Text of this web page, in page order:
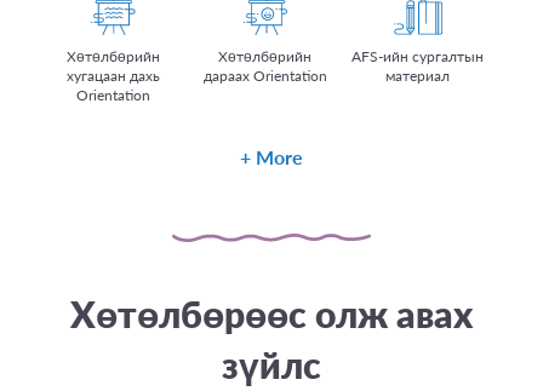
Хөтөлбөрийн
хугацаан дахь
Orientation
Хөтөлбөрийн
дараах Orientation
AFS-ийн сургалтын
материал
More
Хөтөлбөрөөс олж авах
зүйлс